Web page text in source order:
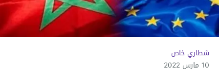
شطاري خاص
10 مارس 2022